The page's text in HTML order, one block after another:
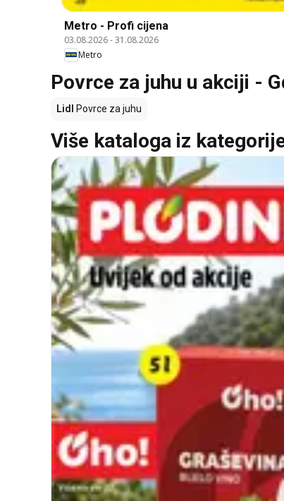
Metro - Profi cijena
03.08.2026-31.08.2026
Metro
Povrce za juhu u akciji -
Lidl Povrce za juhu
Više kataloga iz